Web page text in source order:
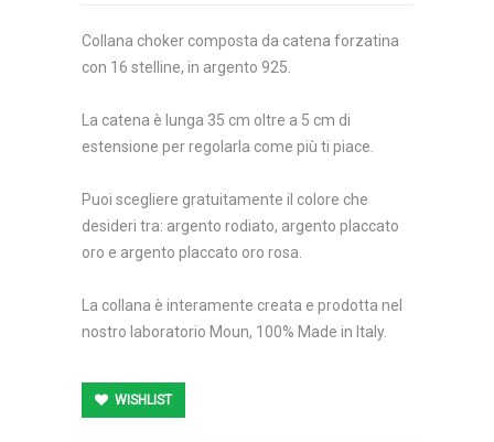
Collana choker composta da catena forzatina
con 16 stelline, in argento 925.
La catena è lunga 35 cm oltre a 5 cm di
estensione per regolarla come più ti piace.
Puoi scegliere gratuitamente il colore che
desideri tra: argento rodiato, argento placcato
oro e argento placcato oro rosa.
La collana è interamente creata e prodotta nel
nostro laboratorio Moun, 100% Made in Italy.
WISHLIST